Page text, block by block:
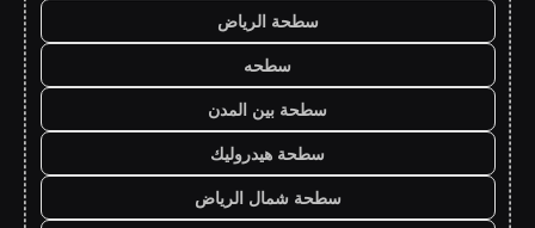
سطحة الرياض
سطحه
سطحة بين المدن
سطحة هيدروليك
سطحة شمال الرياض